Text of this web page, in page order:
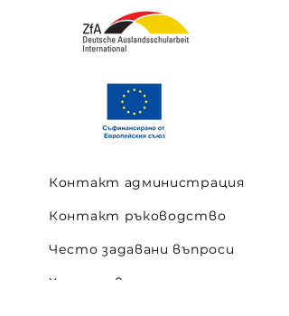
Контакт администрация
Контакт ръководство
Често задавани въпроси
Хранене в училище